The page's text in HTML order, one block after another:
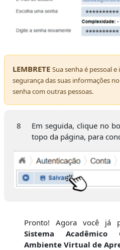
LEMBRETE Sua senha é pessoal
segurança das suas informações
senha com outras pessoas.
8 Em seguida, clique no
topo da página, para
Pronto! Agora você já
Sistema Acadêmico
Ambiente Virtual de